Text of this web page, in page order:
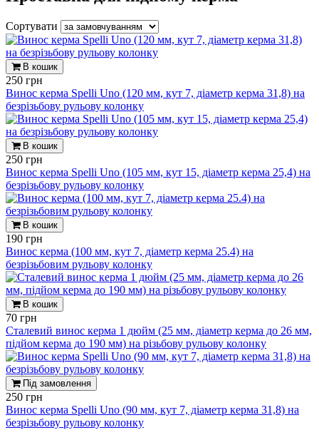
Сортувати
В кошик
250 грн
Винос керма Spelli Uno (120 мм, кут 7, діаметр керма 31,8) на
безрізьбову рульову колонку
В кошик
250 грн
Винос керма Spelli Uno (105 мм, кут 15, діаметр керма 25,4) на
безрізьбову рульову колонку
В кошик
190 грн
Винос керма (100 мм, кут 7, діаметр керма 25.4) на
безрізьбовим рульову колонку
В кошик
70 грн
Сталевий винос керма 1 дюйм (25 мм, діаметр керма до 26 мм,
підйом керма до 190 мм) на різьбову рульову колонку
Під замовлення
250 грн
Винос керма Spelli Uno (90 мм, кут 7, діаметр керма 31,8) на
безрізьбову рульову колонку